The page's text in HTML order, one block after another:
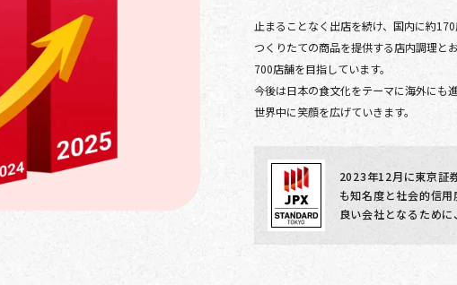
止まることなく出店を続け、国内に約
つくりたての商品を提供する店内調理と
700店舗を目指しています。
今後は日本の食文化をテーマに海外にも
世界中に笑顔を広げていきます。
2023年12月に東京証
も知名度と社会的信
良い会社となるため